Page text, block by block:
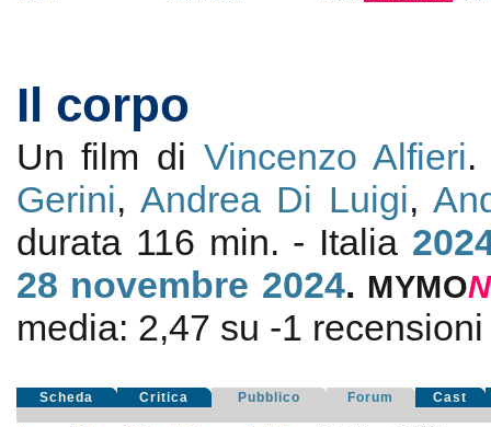
Il corpo
Un film di Vincenzo Alfieri.
Gerini, Andrea Di Luigi,
durata 116 min. - Italia
28 novembre 2024. MYMO
media: 2,47 su -1
Scheda Critica Pubblico Forum Cast